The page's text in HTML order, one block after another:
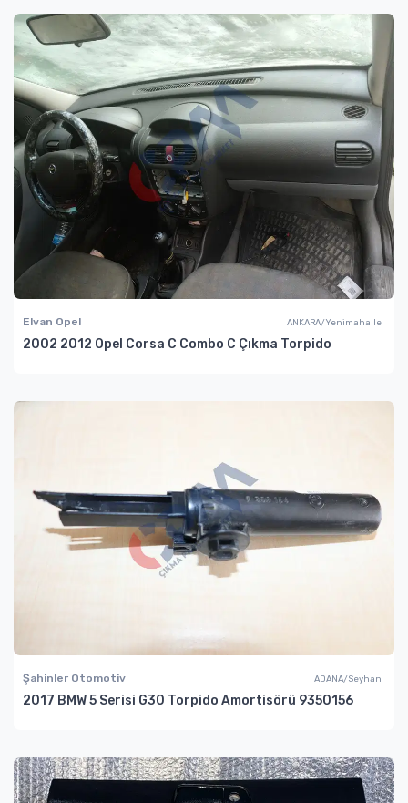
Elvan Opel ANKARA/Yenimahalle
2002 2012 Opel Corsa C Combo C Çıkma Torpido
Şahinler Otomotiv ADANA/Seyhan
2017 BMW 5 Serisi G30 Torpido Amortisörü 9350156